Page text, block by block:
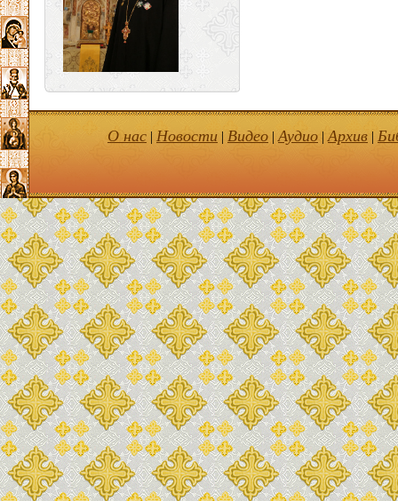
О нас Новости Видео |Аудио |Архив